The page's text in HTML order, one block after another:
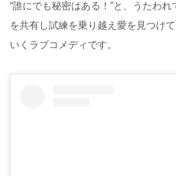
“誰にでも秘密はある！”と、うたわ
を共有し試練を乗り越え愛を見つけ
いくラブコメディです。